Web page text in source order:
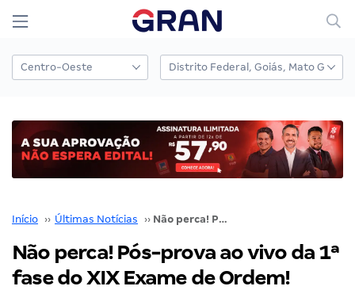
Início ›› Últimas Notícias ›› Não perca! Pós-prova ao vivo da 1ª fase do XIX Exame de Ordem!
Não perca! Pós-prova ao vivo da 1ª
fase do XIX Exame de Ordem!